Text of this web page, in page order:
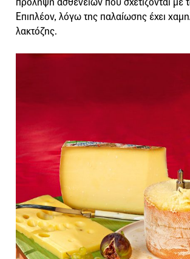
Επιπλέον, λόγω της παλαίωσης έχει
λακτόζης.